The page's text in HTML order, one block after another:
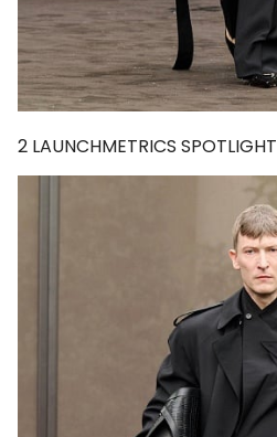
2 LAUNCHMETRICS SPOTLIGHT